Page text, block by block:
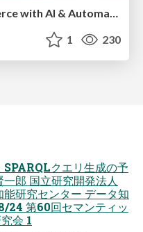
How to Grow Your eCommerce with AI & Automation
1 230
SPARQLクエリ⽣成の予
郎 国⽴研究開発法⼈
研究センター データ知
24 第60回セマンティッ
会 1